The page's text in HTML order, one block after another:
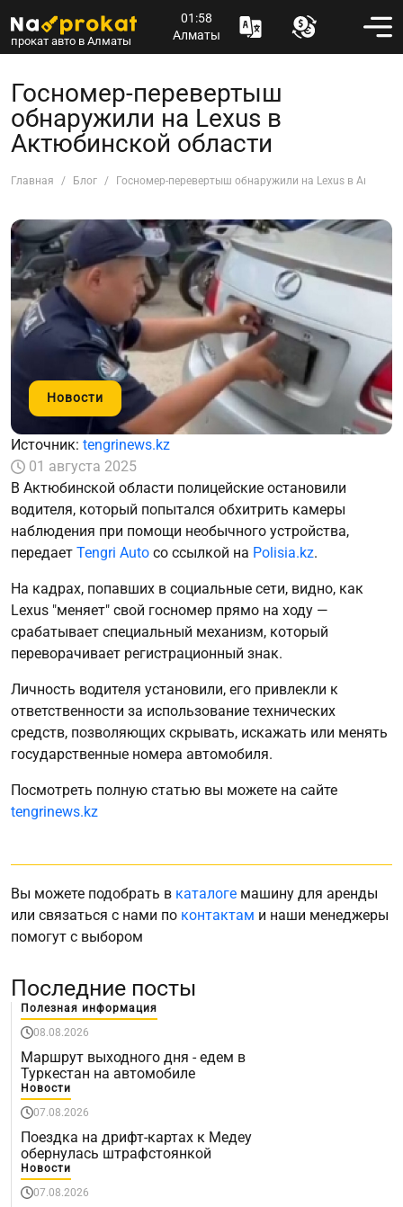
прокат авто в Алматы
01:58
Алматы
Госномер-перевертыш
обнаружили на Lexus в
Актюбинской области
Главная Блог Госномер-перевертыш обнаружили на Lexus в
Новости
Источник: tengrinews.kz
01 августа 2025
В Актюбинской области полицейские остановили
водителя, который попытался обхитрить камеры
наблюдения при помощи необычного устройства,
передает Tengri Auto со ссылкой на Polisia.kz.
На кадрах, попавших в социальные сети, видно, как
Lexus "меняет" свой госномер прямо на ходу —
срабатывает специальный механизм, который
переворачивает регистрационный знак.
Личность водителя установили, его привлекли к
ответственности за использование технических
средств, позволяющих скрывать, искажать или менять
государственные номера автомобиля.
Посмотреть полную статью вы можете на сайте
tengrinews.kz
Вы можете подобрать в каталоге машину для аренды
или связаться с нами по контактам и наши менеджеры
помогут с выбором
Последние посты
Полезная информация
08.08.2026
Маршрут выходного дня - едем в
Туркестан на автомобиле
Новости
07.08.2026
Поездка на дрифт-картах к Медеу
обернулась штрафстоянкой
Новости
07.08.2026